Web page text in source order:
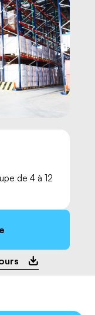
de 4 à 12